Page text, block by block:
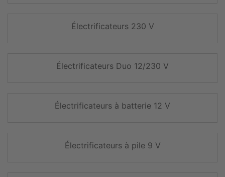
Électrificateurs 230 V
Électrificateurs Duo 12/230 V
Électrificateurs à batterie 12 V
Électrificateurs à pile 9 V